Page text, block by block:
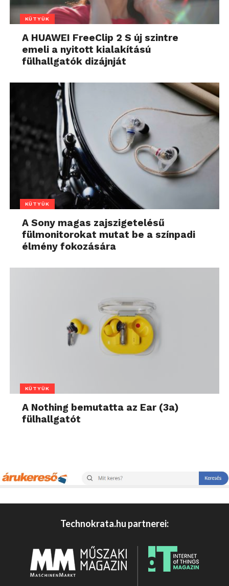
KÜTYÜK
A HUAWEI FreeClip 2 S új szintre
emeli a nyitott kialakítású
fülhallgatók dizájnját
KÜTYÜK
A Sony magas zajszigetelésű
fülmonitorokat mutat be a színpadi
élmény fokozására
KÜTYÜK
A Nothing bemutatta az Ear (3a)
fülhallgatót
Technokrata.hu partnerei: